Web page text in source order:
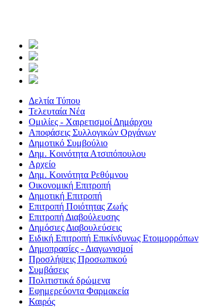
Δελτία Τύπου
Τελευταία Νέα
Ομιλίες - Χαιρετισμοί Δημάρχου
Αποφάσεις Συλλογικών Οργάνων
Δημοτικό Συμβούλιο
Δημ. Κοινότητα Ατσιπόπουλου
Αρχείο
Δημ. Κοινότητα Ρεθύμνου
Οικονομική Επιτροπή
Δημοτική Επιτροπή
Επιτροπή Ποιότητας Ζωής
Επιτροπή Διαβούλευσης
Δημόσιες Διαβουλεύσεις
Ειδική Επιτροπή Επικίνδυνως Ετοιμορρόπων
Δημοπρασίες - Διαγωνισμοί
Προσλήψεις Προσωπικού
Συμβάσεις
Πολιτιστικά δρώμενα
Εφημερεύοντα Φαρμακεία
Καιρός